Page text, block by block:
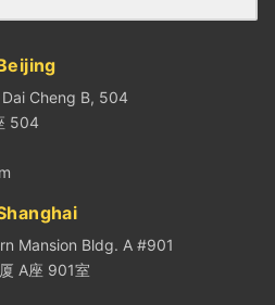
Cheng B, 504
504
Mansion Bldg. A #901
A座 901室